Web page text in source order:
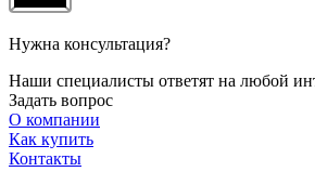
Нужна консультация?
Наши специалисты ответят на любой
Задать вопрос
О компании
Как купить
Контакты